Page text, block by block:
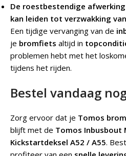
De roestbestendige
kan leiden tot verzwakking
Een tijdige vervanging van de
je bromfiets altijd in
problemen hebt met het
tijdens het rijden.
Bestel vandaag
Zorg ervoor dat je Tomos
blijft met de Tomos Inbusbout
Kickstartdeksel A52 / A55.